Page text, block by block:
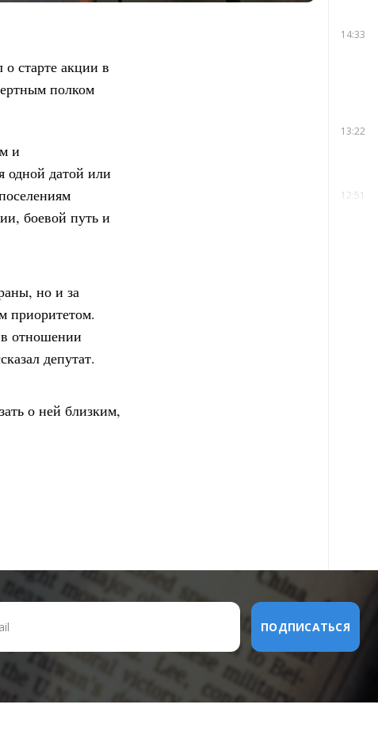
старте акции в
полком
и
одной датой или
боевой путь и
но и за
приоритетом.
отношении
депутат.
о ней близким,
14:33
13:22
12:51